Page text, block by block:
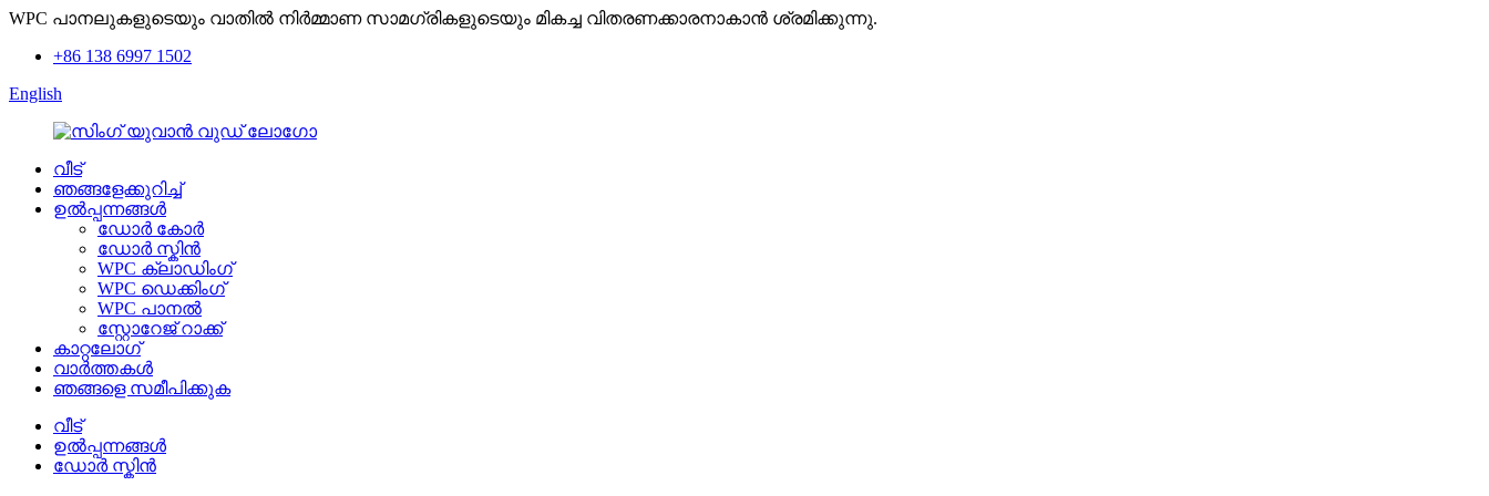
WPC പാനലുകളുടെയും വാതിൽ നിർമ്മാണ സാമഗ്രികളുടെയും മികച്ച വിതരണക്കാരനാകാൻ ശ്രമിക്കുന്നു.
+86 138 6997 1502
English
വീട്
ഞങ്ങളേക്കുറിച്ച്
ഉൽപ്പന്നങ്ങൾ
ഡോർ കോർ
ഡോർ സ്കിൻ
WPC ക്ലാഡിംഗ്
WPC ഡെക്കിംഗ്
WPC പാനൽ
സ്റ്റോറേജ് റാക്ക്
കാറ്റലോഗ്
വാർത്തകൾ
ഞങ്ങളെ സമീപിക്കുക
വീട്
ഉൽപ്പന്നങ്ങൾ
ഡോർ സ്കിൻ